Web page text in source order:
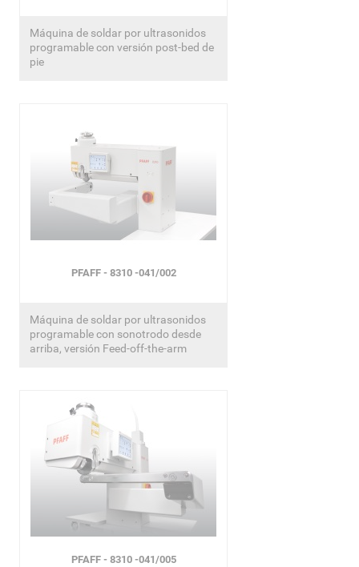
Máquina de soldar por ultrasonidos
programable con versión post-bed de
pie
PFAFF - 8310 -041/002
Máquina de soldar por ultrasonidos
programable con sonotrodo desde
arriba, versión Feed-off-the-arm
PFAFF - 8310 -041/005